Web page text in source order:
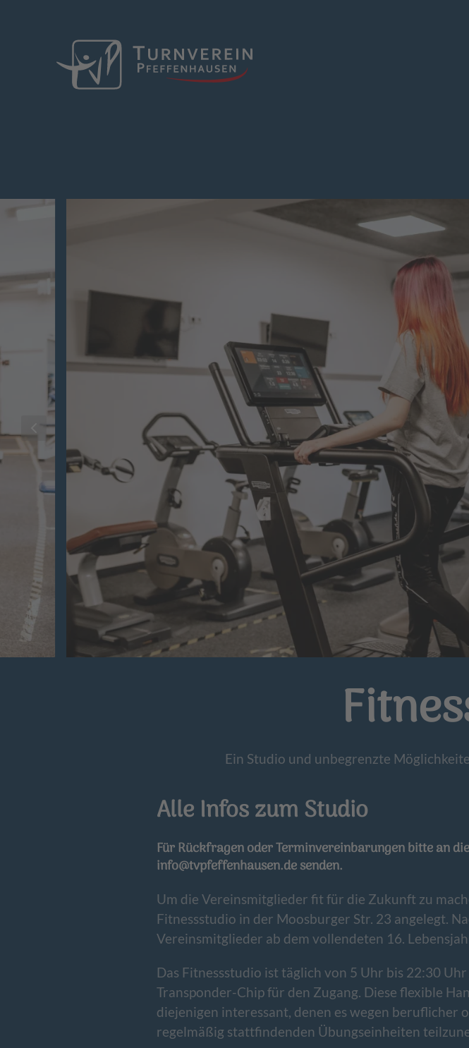
Ein Studio und unbegrenzte
Alle Infos zum Studio
Für Rückfragen oder Terminvereinbarungen bitte an
info@tvpfeffenhausen.desenden.
Um die Vereinsmitglieder fit für die Zukunft zu
Fitnessstudio in der Moosburger Str. 23 angelegt.
Vereinsmitglieder ab dem vollendeten 16.
Das Fitnessstudio ist täglich von 5 Uhr bis 22:30
Transponder-Chip für den Zugang. Diese flexible
diejenigen interessant, denen es wegen beruflicher
regelmäßig stattfindenden Übungseinheiten